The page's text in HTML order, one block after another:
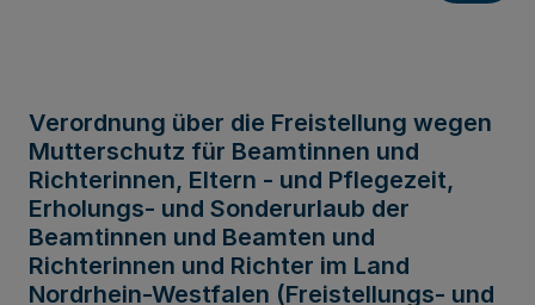
Verordnung über die Freistellung wegen
Mutterschutz für Beamtinnen und
Richterinnen, Eltern - und Pflegezeit,
Erholungs- und Sonderurlaub der
Beamtinnen und Beamten und
Richterinnen und Richter im Land
Nordrhein-Westfalen (Freistellungs- und